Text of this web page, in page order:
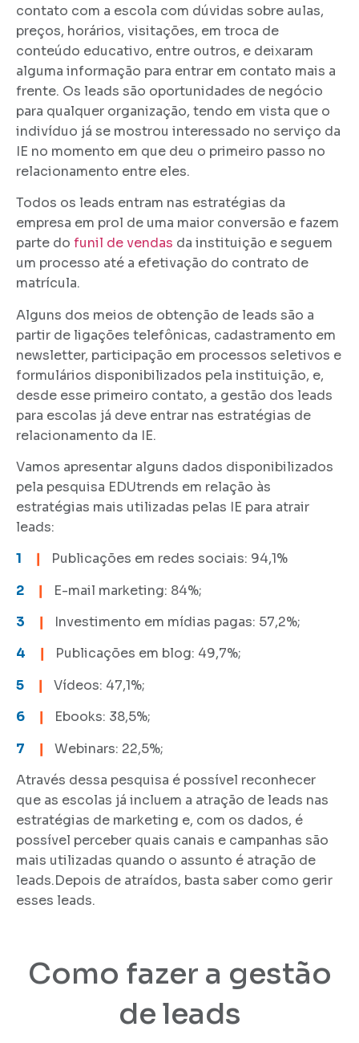
contato com a escola com dúvidas sobre aulas,
preços, horários, visitações, em troca de
conteúdo educativo, entre outros, e deixaram
alguma informação para entrar em contato mais a
frente. Os leads são oportunidades de negócio
para qualquer organização, tendo em vista que o
indivíduo já se mostrou interessado no serviço da
IE no momento em que deu o primeiro passo no
relacionamento entre eles.
Todos os leads entram nas estratégias da
empresa em prol de uma maior conversão e fazem
parte do funil de vendas da instituição e seguem
um processo até a efetivação do contrato de
matrícula.
Alguns dos meios de obtenção de leads são a
partir de ligações telefônicas, cadastramento em
newsletter, participação em processos seletivos e
formulários disponibilizados pela instituição, e,
desde esse primeiro contato, a gestão dos leads
para escolas já deve entrar nas estratégias de
relacionamento da IE.
Vamos apresentar alguns dados disponibilizados
pela pesquisa EDUtrends em relação às
estratégias mais utilizadas pelas IE para atrair
leads:
1
❙
Publicações em redes sociais: 94,1%
2
❙
E-mail marketing: 84%;
3
❙
Investimento em mídias pagas: 57,2%;
4
❙
Publicações em blog: 49,7%;
5
❙
Vídeos: 47,1%;
6
❙
Ebooks: 38,5%;
7
❙
Webinars: 22,5%;
Através dessa pesquisa é possível reconhecer
que as escolas já incluem a atração de leads nas
estratégias de marketing e, com os dados, é
possível perceber quais canais e campanhas são
mais utilizadas quando o assunto é atração de
leads.Depois de atraídos, basta saber como gerir
esses leads.
Como fazer a gestão
de leads